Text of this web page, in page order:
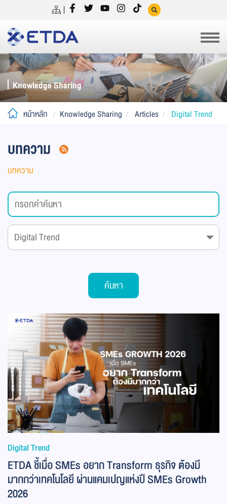
Knowledge Sharing
หน้าหลัก Knowledge Sharing Articles Digital Trend
บทความ
บทความ
ค้นหา
Digital Trend
ETDA ชี้เมื่อ SMEs อยาก Transform ธุรกิจ ต้องมี
มากกว่าเทคโนโลยี ผ่านแคมเปญแห่งปี SMEs Growth
2026